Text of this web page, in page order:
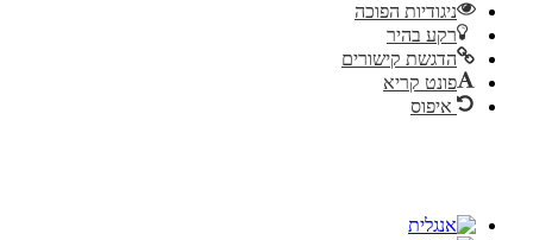
ניגודיות הפוכה
רקע בהיר
הדגשת קישורים
פונט קריא
איפוס